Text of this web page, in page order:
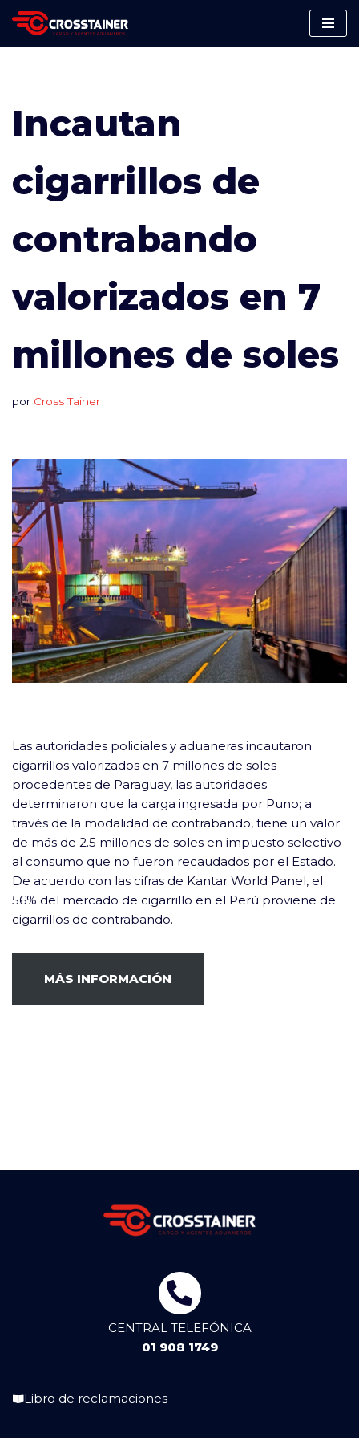
Saltar
Incautan
cigarrillos de
contrabando
valorizados en 7
millones de soles
por Cross Tainer
Las autoridades policiales y aduaneras incautaron
cigarrillos valorizados en 7 millones de soles
procedentes de Paraguay, las autoridades
determinaron que la carga ingresada por Puno; a
través de la modalidad de contrabando, tiene un valor
de más de 2.5 millones de soles en impuesto selectivo
al consumo que no fueron recaudados por el Estado.
De acuerdo con las cifras de Kantar World Panel, el
56% del mercado de cigarrillo en el Perú proviene de
cigarrillos de contrabando.
MÁS INFORMACIÓN
CENTRAL TELEFÓNICA
01 908 1749
Libro de reclamaciones